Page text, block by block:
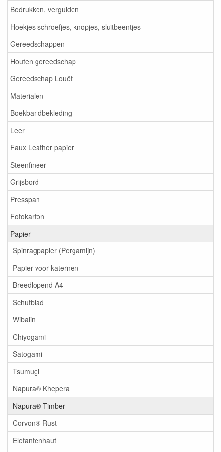
Bedrukken, vergulden
Hoekjes schroefjes, knopjes, sluitbeentjes
Gereedschappen
Houten gereedschap
Gereedschap Louët
Materialen
Boekbandbekleding
Leer
Faux Leather papier
Steenfineer
Grijsbord
Presspan
Fotokarton
Papier
Spinragpapier (Pergamijn)
Papier voor katernen
Breedlopend A4
Schutblad
Wibalin
Chiyogami
Satogami
Tsumugi
Napura® Khepera
Napura® Timber
Corvon® Rust
Elefantenhaut